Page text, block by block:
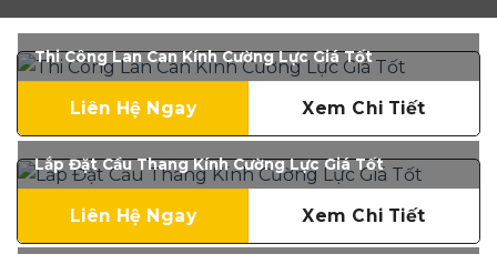
Thi Công Lan Can Kính Cường Lực Giá Tốt
Liên Hệ Ngay Xem Chi Tiết
Lắp Đặt Cầu Thang Kính Cường Lực Giá Tốt
Liên Hệ Ngay Xem Chi Tiết